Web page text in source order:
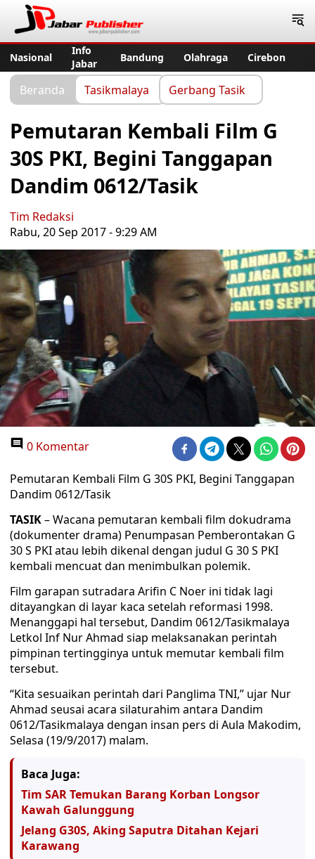
Nasional
Info
Jabar
Bandung Olahraga Cirebon
Beranda Tasikmalaya Gerbang Tasik
Pemutaran Kembali Film G
30S PKI, Begini Tanggapan
Dandim 0612/Tasik
Tim Redaksi
Rabu, 20 Sep 2017 - 9:29 AM
0 Komentar
Pemutaran Kembali Film G 30S PKI, Begini Tanggapan
Dandim 0612/Tasik
TASIK– Wacana pemutaran kembali film dokudrama
(dokumenter drama) Penumpasan Pemberontakan G
30 S PKI atau lebih dikenal dengan judul G 30 S PKI
kembali mencuat dan menimbulkan polemik.
Film garapan sutradara Arifin C Noer ini tidak lagi
ditayangkan di layar kaca setelah reformasi 1998.
Menanggapi hal tersebut, Dandim 0612/Tasikmalaya
Letkol Inf Nur Ahmad siap melaksanakan perintah
pimpinan tertingginya untuk memutar kembali film
tersebut.
“Kita sesuaikan perintah dari Panglima TNI,” ujar Nur
Ahmad seusai acara silaturahim antara Dandim
0612/Tasikmalaya dengan insan pers di Aula Makodim,
Selasa (19/9/2017) malam.
Baca Juga:
Tim SAR Temukan Barang Korban Longsor
Kawah Galunggung
Jelang G30S, Aking Saputra Ditahan Kejari
Karawang